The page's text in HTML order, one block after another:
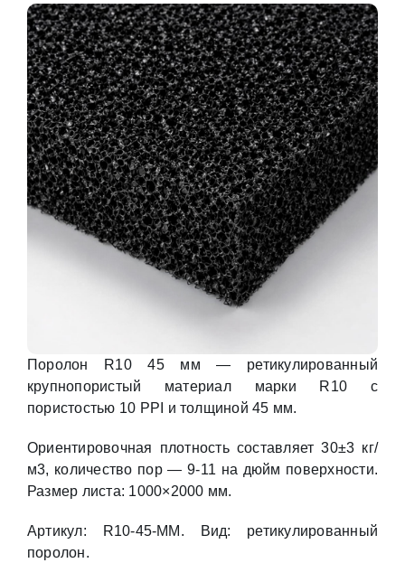
Поролон R10 45 мм — ретикулированный
крупнопористый материал марки R10 с
пористостью 10 PPI и толщиной 45 мм.
Ориентировочная плотность составляет 30±3 кг/
м3, количество пор — 9-11 на дюйм поверхности.
Размер листа: 1000×2000 мм.
Артикул: R10-45-MM. Вид: ретикулированный
поролон.